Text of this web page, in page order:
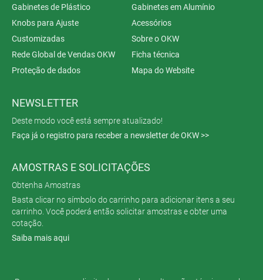
Gabinetes de Plástico
Gabinetes em Alumínio
Knobs para Ajuste
Acessórios
Customizadas
Sobre o OKW
Rede Global de Vendas OKW
Ficha técnica
Proteção de dados
Mapa do Website
NEWSLETTER
Deste modo você está sempre atualizado!
Faça já o registro para receber a newsletter de OKW >>
AMOSTRAS E SOLICITAÇÕES
Obtenha Amostras
Basta clicar no símbolo do carrinho para adicionar itens a seu
carrinho. Você poderá então solicitar amostras e obter uma
cotação.
Saiba mais aqui